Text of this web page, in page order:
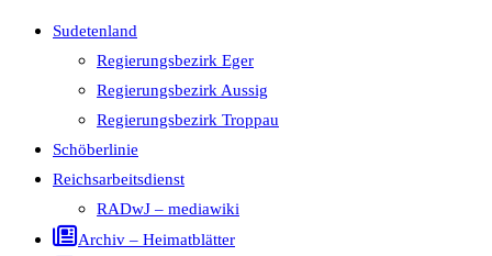
Sudetenland
Regierungsbezirk Eger
Regierungsbezirk Aussig
Regierungsbezirk Troppau
Schöberlinie
Reichsarbeitsdienst
RADwJ – mediawiki
Archiv – Heimatblätter